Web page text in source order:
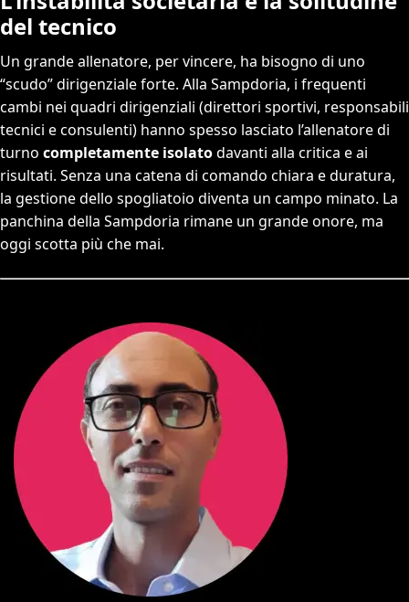
del tecnico
Un grande allenatore, per vincere, ha bisogno di uno
“scudo” dirigenziale forte. Alla Sampdoria, i frequenti
cambi nei quadri dirigenziali (direttori sportivi, responsabili
tecnici e consulenti) hanno spesso lasciato l’allenatore di
turno completamente isolatodavanti alla critica e ai
risultati. Senza una catena di comando chiara e duratura,
la gestione dello spogliatoio diventa un campo minato. La
panchina della Sampdoria rimane un grande onore, ma
oggi scotta più che mai.